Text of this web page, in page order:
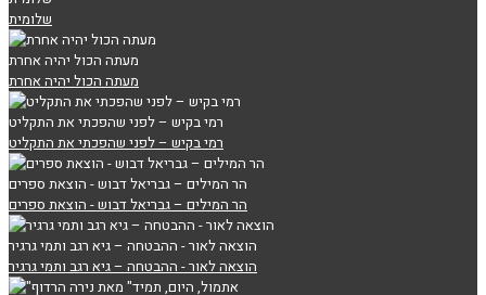
שלומית
מעתה הכול יהיה אחרת
מעתה הכול יהיה אחרת
רמי בקיש – לפני שהפכתי את התקליט
רמי בקיש – לפני שהפכתי את התקליט
הר המילים – גבריאל דבוש - הוצאת ספרים
הר המילים – גבריאל דבוש - הוצאת ספרים
הוצאה לאור - ההבטחה – גיא רגב ותמי גרגיר
הוצאה לאור - ההבטחה – גיא רגב ותמי גרגיר